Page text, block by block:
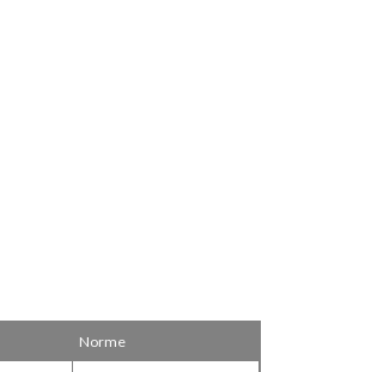
Norme